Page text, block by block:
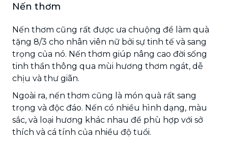
Nến thơm
Nến thơm cũng rất được ưa chuộng để làm quà
tặng 8/3 cho nhân viên nữ bởi sự tinh tế và sang
trọng của nó. Nến thơm giúp nâng cao đời sống
tinh thần thông qua mùi hương thơm ngát, dễ
chịu và thư giãn.
Ngoài ra, nến thơm cũng là món quà rất sang
trọng và độc đáo. Nến có nhiều hình dạng, màu
sắc, và loại hương khác nhau để phù hợp với sở
thích và cá tính của nhiều độ tuổi.